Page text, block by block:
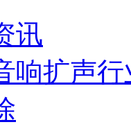
讯
响扩声